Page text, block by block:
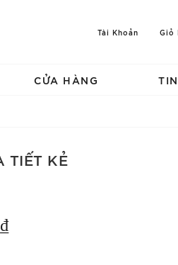
Tài Khoản Giỏ
CỬA HÀNG
TIẾT KẺ